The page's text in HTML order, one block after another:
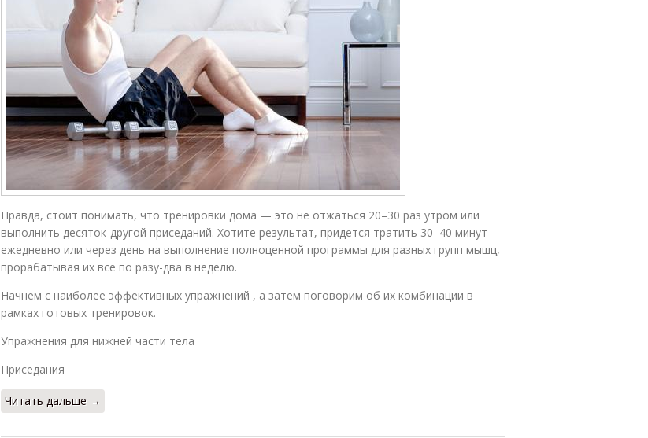
Правда, стоит понимать, что тренировки дома — это не отжаться 20–30 раз утром или
выполнить десяток-другой приседаний. Хотите результат, придется тратить 30–40 минут
ежедневно или через день на выполнение полноценной программы для разных групп мышц,
прорабатывая их все по разу-два в неделю.
Начнем с наиболее эффективных упражнений , а затем поговорим об их комбинации в
рамках готовых тренировок.
Упражнения для нижней части тела
Приседания
Читать дальше →